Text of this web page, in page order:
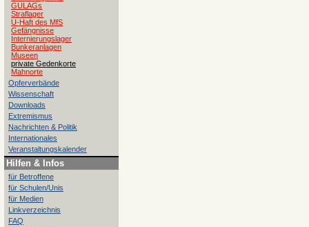
GULAGs
Straflager
U-Haft des MfS
Gefängnisse
Internierungslager
Bunkeranlagen
Museen
private Gedenkorte
Mahnorte
Opferverbände
Wissenschaft
Downloads
Extremismus
Nachrichten & Politik
Internationales
Veranstaltungskalender
Hilfen & Infos
für Betroffene
für Schulen/Unis
für Medien
Linkverzeichnis
FAQ